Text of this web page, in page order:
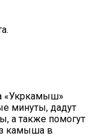
«Укркамыш»
минуты, дадут
а также помогут
камыша в